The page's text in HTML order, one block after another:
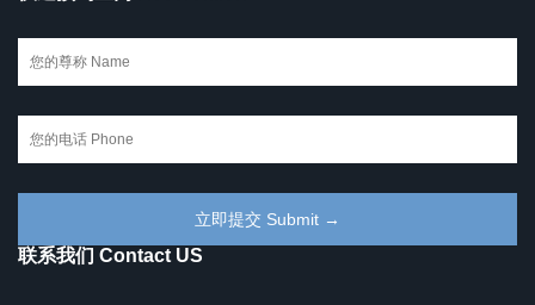
联系我们 Contact US